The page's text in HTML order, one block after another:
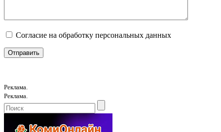
Согласие на обработку персональных данных
Реклама.
Реклама.